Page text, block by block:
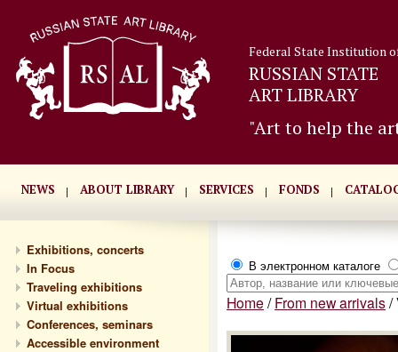
Federal State Institution
RUSSIAN STATE
ART LIBRARY
"Art to help the
NEWS ABOUT LIBRARY SERVICES FONDS
Exhibitions, concerts
In Focus
Traveling exhibitions
Virtual exhibitions
Conferences, seminars
Accessible environment
В электронном каталоге
Home/ From new arrivals/